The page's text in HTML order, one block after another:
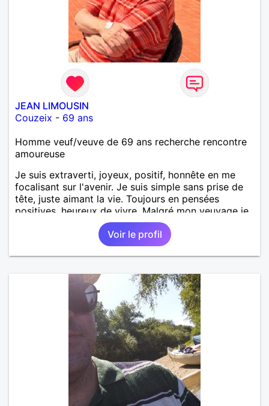
JEAN LIMOUSIN
Couzeix - 69 ans
Homme veuf/veuve de 69 ans recherche rencontre
amoureuse
Je suis extraverti, joyeux, positif, honnête en me
focalisant sur l'avenir. Je suis simple sans prise de
tête, juste aimant la vie. Toujours en pensées
positives, heureux de vivre. Malgré mon veuvage je
me tourne vers l'avenir pour une deuxième vie
intense, remplie de joie, de tendresse et pourquoi
pas par la suite d'amour. Déjà dans un premier
temps, se connaître, puis s'apprécier et ensuite
d'étude, je ne me prends pas la tête sur ce niveau.
Mon meilleurs diplôme étant le CEP certificat
d'étude primaire. Avec ce diplôme on sait que je
sais lire, écrire et compter. En raison de mes
principes je ne corresponds pas avec les
demoiselles approchant les moins de 60 ans
Voir le profil